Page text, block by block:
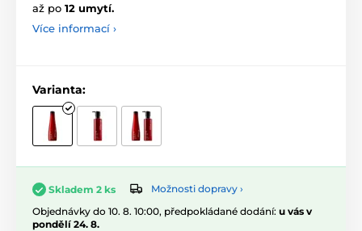
až po 12 umytí.
Více informací ›
Varianta:
Skladem 2 ks
Možnosti dopravy ›
Objednávky do 10. 8. 10:00, předpokládané dodání: u vás v
pondělí 24. 8.